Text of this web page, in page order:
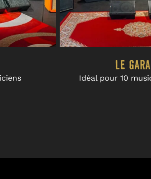
Le
Idéal pour 10